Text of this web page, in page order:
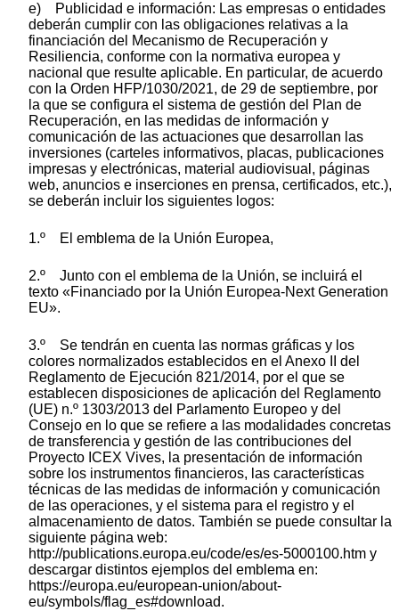
e) Publicidad e información: Las empresas o entidades
deberán cumplir con las obligaciones relativas a la
financiación del Mecanismo de Recuperación y
Resiliencia, conforme con la normativa europea y
nacional que resulte aplicable. En particular, de acuerdo
con la Orden HFP/1030/2021, de 29 de septiembre, por
la que se configura el sistema de gestión del Plan de
Recuperación, en las medidas de información y
comunicación de las actuaciones que desarrollan las
inversiones (carteles informativos, placas, publicaciones
impresas y electrónicas, material audiovisual, páginas
web, anuncios e inserciones en prensa, certificados, etc.),
se deberán incluir los siguientes logos:
1.º El emblema de la Unión Europea,
2.º Junto con el emblema de la Unión, se incluirá el
texto «Financiado por la Unión Europea-Next Generation
EU».
3.º Se tendrán en cuenta las normas gráficas y los
colores normalizados establecidos en el Anexo II del
Reglamento de Ejecución 821/2014, por el que se
establecen disposiciones de aplicación del Reglamento
(UE) n.º 1303/2013 del Parlamento Europeo y del
Consejo en lo que se refiere a las modalidades concretas
de transferencia y gestión de las contribuciones del
Proyecto ICEX Vives, la presentación de información
sobre los instrumentos financieros, las características
técnicas de las medidas de información y comunicación
de las operaciones, y el sistema para el registro y el
almacenamiento de datos. También se puede consultar la
siguiente página web:
http://publications.europa.eu/code/es/es-5000100.htm y
descargar distintos ejemplos del emblema en:
https://europa.eu/european-union/about-
eu/symbols/flag_es#download.